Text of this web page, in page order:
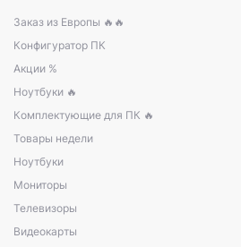
Заказ из Европы 🔥🔥
Конфигуратор ПК
Акции %
Ноутбуки 🔥
Комплектующие для ПК 🔥
Товары недели
Ноутбуки
Мониторы
Телевизоры
Видеокарты